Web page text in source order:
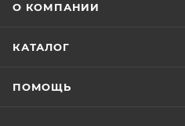
О КОМПАНИИ
КАТАЛОГ
ПОМОЩЬ